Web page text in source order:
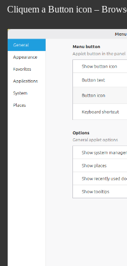
Cliquem a Button icon –